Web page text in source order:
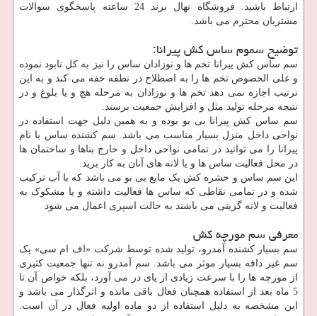
ارتباط باشید. فروشگاه نهال برند 24 ساعته پاسخگوی سوالات
مشتریان محترم می باشد.
توضیح سموم ساس کش پیرانا:
سم ساس کش پیرانا تخم ها و نوزادان ساس را نیز به کل نابود نموده
و علی الخصوص تخم ها را به اصطلاح در نطفه خفه می کند و به این
ترتیب اجازه نمی دهد تخم ها و نوزادان به مرحله هچ و یا بلوغ و در
نتیجه مرحله تولید مثل و افزایش جمعیت برسند.
سم ساس کش پیرانا بی بو بوده و به همین دلیل جهت استفاده در
نواحی داخل منزل بسیار مناسب می باشد. سم کشنده ساس با نام
پیرانا را می توانید در تمامی نواحی داخل و خارج بناها و ساختمان ها
در محل فعالیت ساس ها و یا لانه های آنان به کار برید.
این سم ساس و حشره کش یک مایع بی بو می باشد که با آب ترکیب
شده و در تمامی نقاطی که ساس ها فعالیت داشته و یا مشکوک به
فعالیت و لانه گزینی می باشند به حالت اسپری اعمال می شود
معرفی سم مورچه کش
سم بسیار کشنده آمدرو، تولید شده توسط شرکت «اف ام سی» یک
سم غیر دافه بسیار موثر می باشد. سم آمدرو نه تنها جمعیت کثیری
از مورچه ها را با سرعت زیادی از پای در می آورد، بلکه خواص آن تا
5 ماه بعد از استفاده همچنان فعال باقی مانده و اثرگذار می باشد و
این مشخصه به دلیل استفاده از دو ماده اولیه فعال در آن است.